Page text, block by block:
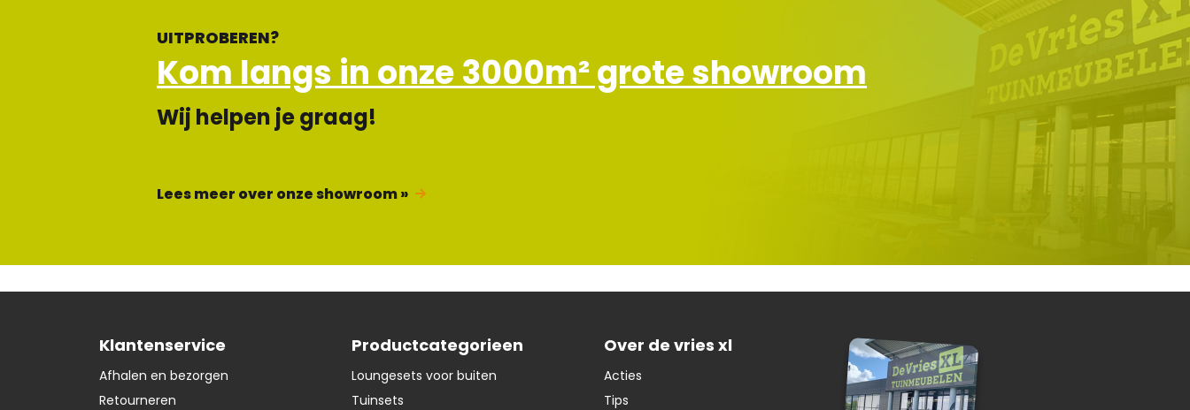
f
UITPROBEREN?
Kom langs in onze 3000m² grote showroom
Wij helpen je graag!
Lees meer over onze showroom »
Klantenservice
Afhalen en bezorgen
Retourneren
Productcategorieen
Loungesets voor buiten
Tuinsets
Over de vries xl
Acties
Tips